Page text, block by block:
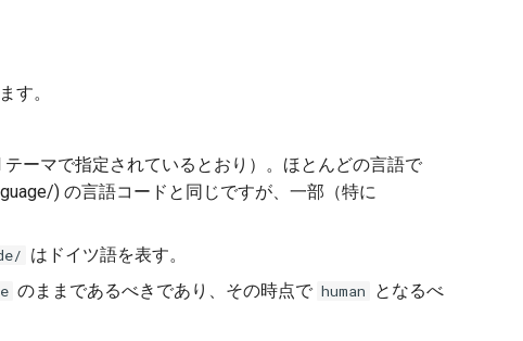
す。
ーマで指定されているとおり）。ほとんどの言語で
) の言語コードと同じですが、一部（特に
はドイツ語を表す。
のままであるべきであり、その時点で human
となるべ